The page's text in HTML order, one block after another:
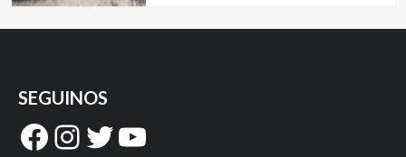
SEGUINOS
Facebook
Instagram
Twitter
YouTube